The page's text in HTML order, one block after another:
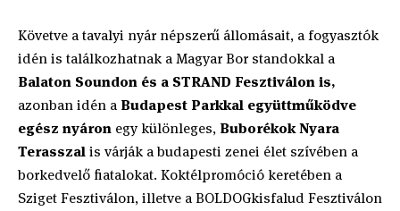
Követve a tavalyi nyár népszerű állomásait, a fogyasztók
idén is találkozhatnak a Magyar Bor standokkal a
Balaton Soundon és a STRAND Fesztiválon is,
azonban idén a Budapest Parkkal együttműködve
egész nyáron egy különleges, Buborékok Nyara
Terasszalis várják a budapesti zenei élet szívében a
borkedvelő fiatalokat. Koktélpromóció keretében a
Sziget Fesztiválon, illetve a BOLDOGkisfalud Fesztiválon